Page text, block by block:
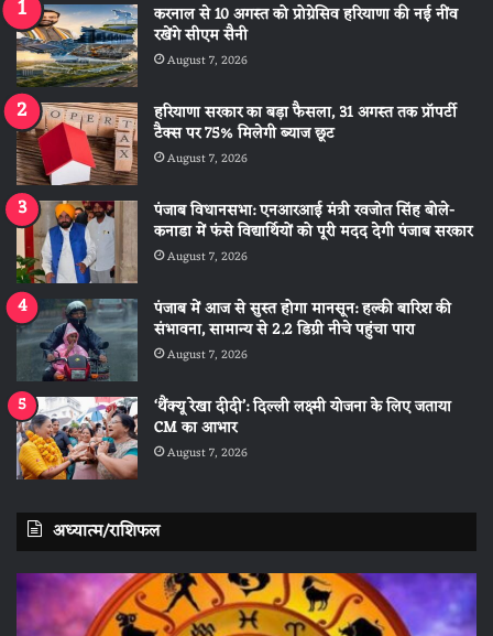
करनाल से 10 अगस्त को प्रोग्रेसिव हरियाणा की नई नींव
रखेंगे सीएम सैनी
August 7, 2026
हरियाणा सरकार का बड़ा फैसला, 31 अगस्त तक प्रॉपर्टी
टैक्स पर 75% मिलेगी ब्याज छूट
August 7, 2026
पंजाब विधानसभा: एनआरआई मंत्री रवजोत सिंह बोले-
कनाडा में फंसे विद्यार्थियों को पूरी मदद देगी पंजाब सरकार
August 7, 2026
पंजाब में आज से सुस्त होगा मानसून: हल्की बारिश की
संभावना, सामान्य से 2.2 डिग्री नीचे पहुंचा पारा
August 7, 2026
‘थैंक्यू रेखा दीदी’: दिल्ली लक्ष्मी योजना के लिए जताया
CM का आभार
August 7, 2026
अध्यात्म/राशिफल